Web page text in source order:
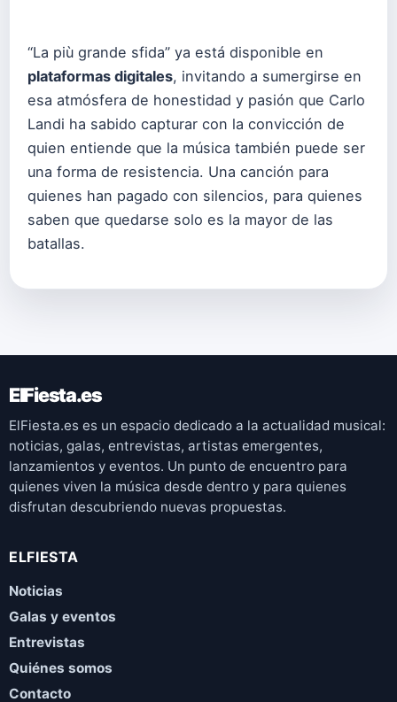
“La più grande sfida” ya está disponible en
plataformas digitales, invitando a sumergirse en
esa atmósfera de honestidad y pasión que Carlo
Landi ha sabido capturar con la convicción de
quien entiende que la música también puede ser
una forma de resistencia. Una canción para
quienes han pagado con silencios, para quienes
saben que quedarse solo es la mayor de las
batallas.
ElFiesta.es
ElFiesta.es es un espacio dedicado a la actualidad musical:
noticias, galas, entrevistas, artistas emergentes,
lanzamientos y eventos. Un punto de encuentro para
quienes viven la música desde dentro y para quienes
disfrutan descubriendo nuevas propuestas.
ELFIESTA
Noticias
Galas y eventos
Entrevistas
Quiénes somos
Contacto